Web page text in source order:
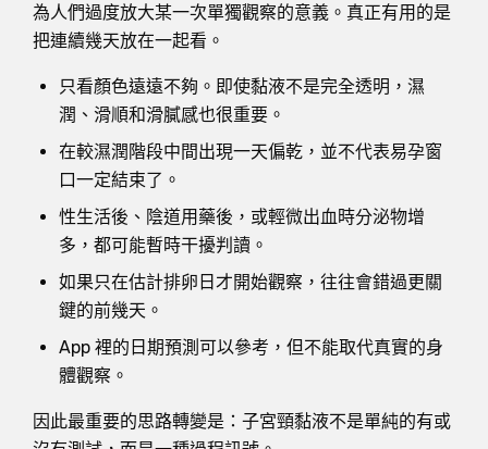
為人們過度放大某一次單獨觀察的意義。真正有用的是
把連續幾天放在一起看。
只看顏色遠遠不夠。即使黏液不是完全透明，濕
潤、滑順和滑膩感也很重要。
在較濕潤階段中間出現一天偏乾，並不代表易孕窗
口一定結束了。
性生活後、陰道用藥後，或輕微出血時分泌物增
多，都可能暫時干擾判讀。
如果只在估計排卵日才開始觀察，往往會錯過更關
鍵的前幾天。
App 裡的日期預測可以參考，但不能取代真實的身
體觀察。
因此最重要的思路轉變是：子宮頸黏液不是單純的有或